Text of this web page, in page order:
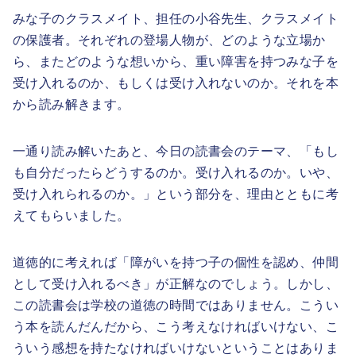
みな子のクラスメイト、担任の小谷先生、クラスメイト
の保護者。それぞれの登場人物が、どのような立場か
ら、またどのような想いから、重い障害を持つみな子を
受け入れるのか、もしくは受け入れないのか。それを本
から読み解きます。
一通り読み解いたあと、今日の読書会のテーマ、「もし
も自分だったらどうするのか。受け入れるのか。いや、
受け入れられるのか。」という部分を、理由とともに考
えてもらいました。
道徳的に考えれば「障がいを持つ子の個性を認め、仲間
として受け入れるべき」が正解なのでしょう。しかし、
この読書会は学校の道徳の時間ではありません。こうい
う本を読んだんだから、こう考えなければいけない、こ
ういう感想を持たなければいけないということはありま